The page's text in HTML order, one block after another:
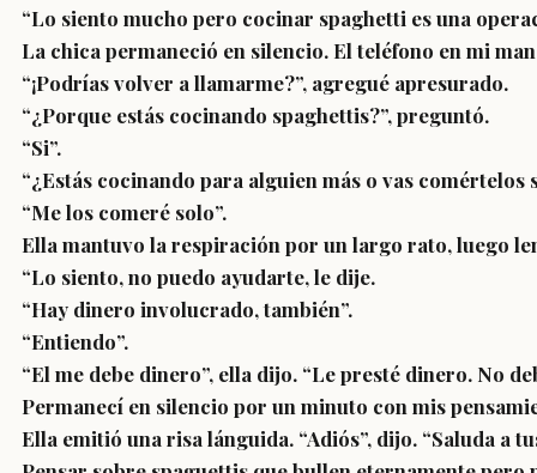
“Lo siento mucho pero cocinar spaghetti es una
La chica permaneció en silencio. El teléfono en mi
“¡Podrías volver a llamarme?”, agregué apresurado.
“¿Porque estás cocinando spaghettis?”, preguntó.
“Si”.
“¿Estás cocinando para alguien más o vas comértelos
“Me los comeré solo”.
Ella mantuvo la respiración por un largo rato, luego
“Lo siento, no puedo ayudarte, le dije.
“Hay dinero involucrado, también”.
“Entiendo”.
“El me debe dinero”, ella dijo. “Le presté dinero. No
Permanecí en silencio por un minuto con mis
Ella emitió una risa lánguida. “Adiós”, dijo. “Saluda a